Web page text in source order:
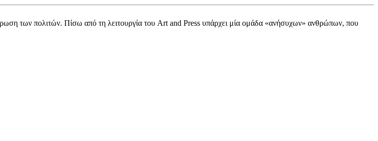
των πολιτών. Πίσω από τη λειτουργία του Art and Press υπάρχει μία ομάδα «ανήσυχων» ανθρώπων, που